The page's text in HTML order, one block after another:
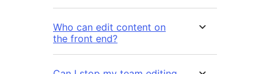
Who can edit content on
the front end?